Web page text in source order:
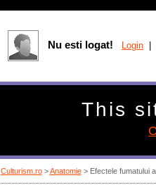
Culturism.ro>Anatomie> Efectele fumatului
Nu esti logat! Login
This